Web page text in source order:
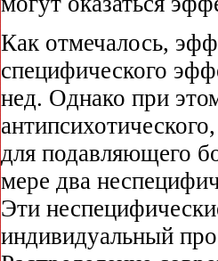
Как отмечалось,
специфического
нед. Однако при
для подавляющего
мере два
Эти
индивидуальный